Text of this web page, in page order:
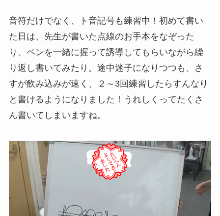
音符だけでなく、ト音記号も練習中！初めて書い
た日は、先生が書いた点線のお手本をなぞった
り、ペンを一緒に握って誘導してもらいながら繰
り返し書いてみたり。途中迷子になりつつも、さ
すが飲み込みが速く、２～3回練習したらすんなり
と書けるようになりました！うれしくってたくさ
ん書いてしまいますね。